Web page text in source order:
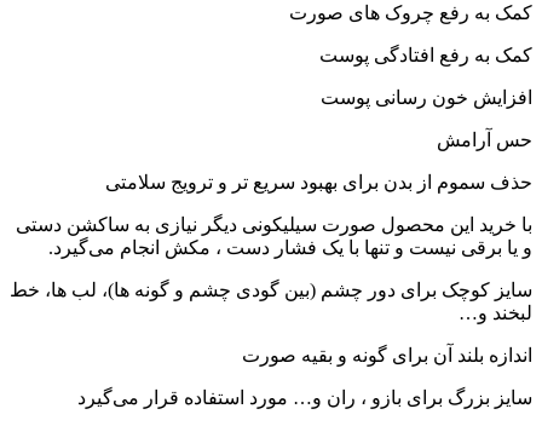
کمک به رفع چروک های صورت
کمک به رفع افتادگی پوست
افزایش خون رسانی پوست
حس آرامش
حذف سموم از بدن برای بهبود سریع تر و ترویج سلامتی
با خرید این محصول صورت سیلیکونی دیگر نیازی به ساکشن دستی
و یا برقی نیست و تنها با یک فشار دست ، مکش انجام می‌گیرد.
سایز کوچک برای دور چشم (بین گودی چشم و گونه ها)، لب ها، خط
لبخند و…
اندازه بلند آن برای گونه و بقیه صورت
سایز بزرگ برای بازو ، ران و… مورد استفاده قرار می‌گیرد